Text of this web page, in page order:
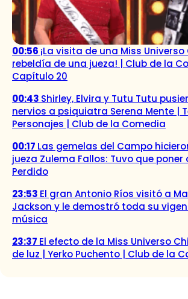
00:56 ¡La visita de una Miss Universo
rebeldía de una jueza! | Club de la
Capítulo 20
00:43 Shirley, Elvira y Tutu Tutu
nervios a psiquiatra Serena Mente |
Personajes | Club de la Comedia
00:17 Las gemelas del Campo
jueza Zulema Fallos: Tuvo que poner
Perdido
23:53 El gran Antonio Ríos visitó a
Jackson y le demostró toda su
música
23:37 El efecto de la Miss Universo
de luz | Yerko Puchento | Club de la